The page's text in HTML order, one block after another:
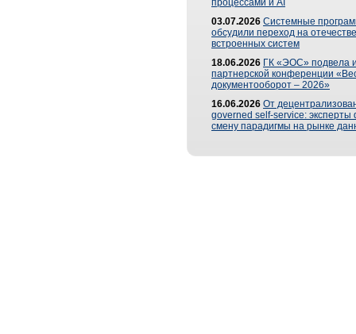
процессами и AI
03.07.2026 Системные
обсудили переход на
встроенных систем
18.06.2026 ГК «ЭОС» подвела
партнерской конференции
документооборот – 2026»
16.06.2026 От
governed self-service: эксперты
смену парадигмы на рынке